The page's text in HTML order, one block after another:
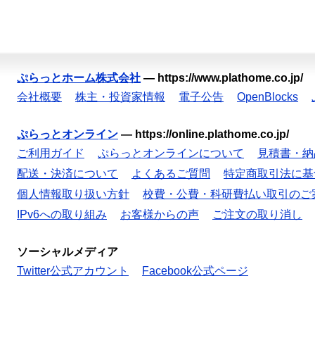
ぷらっとホーム株式会社 — https://www.plathome.co.jp/
会社概要
株主・投資家情報 電子公告 OpenBlocks
ぷらっとオンライン — https://online.plathome.co.jp/
ご利用ガイド
ぷらっとオンラインについて
見積書・
配送・決済について
よくあるご質問
特定商取引法に
個人情報取り扱い方針
校費・公費・科研費払い取引のご
IPv6への取り組み
お客様からの声 ご注文の取り消し
ソーシャルメディア
Twitter公式アカウント
Facebook公式ページ